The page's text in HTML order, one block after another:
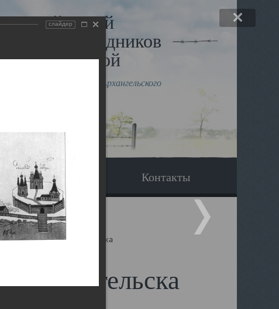
музей
и исповедников
митрополита Архангельского
Вопрос-ответ Контакты
собор Архангельска
Архангельска
слайдер